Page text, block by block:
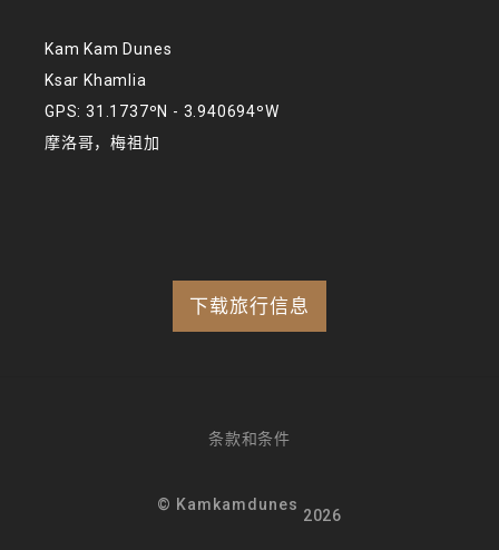
Kam Kam Dunes
Ksar Khamlia
GPS: 31.1737ºN - 3.940694ºW
摩洛哥，梅祖加
下载旅行信息
© Kamkamdunes
2026
条款和条件